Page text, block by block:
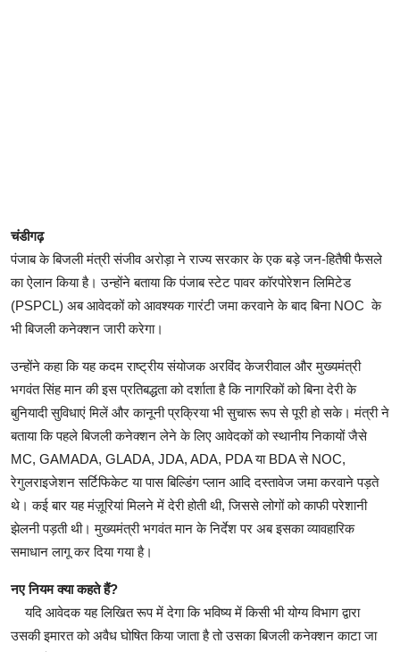
चंडीगढ़
पंजाब के बिजली मंत्री संजीव अरोड़ा ने राज्य सरकार के एक बड़े जन-हितैषी फैसले
का ऐलान किया है। उन्होंने बताया कि पंजाब स्टेट पावर कॉरपोरेशन लिमिटेड
(PSPCL) अब आवेदकों को आवश्यक गारंटी जमा करवाने के बाद बिना NOC के
भी बिजली कनेक्शन जारी करेगा।
उन्होंने कहा कि यह कदम राष्ट्रीय संयोजक अरविंद केजरीवाल और मुख्यमंत्री
भगवंत सिंह मान की इस प्रतिबद्धता को दर्शाता है कि नागरिकों को बिना देरी के
बुनियादी सुविधाएं मिलें और कानूनी प्रक्रिया भी सुचारू रूप से पूरी हो सके। मंत्री ने
बताया कि पहले बिजली कनेक्शन लेने के लिए आवेदकों को स्थानीय निकायों जैसे
MC, GAMADA, GLADA, JDA, ADA, PDA या BDA से NOC,
रेगुलराइजेशन सर्टिफिकेट या पास बिल्डिंग प्लान आदि दस्तावेज जमा करवाने पड़ते
थे। कई बार यह मंज़ूरियां मिलने में देरी होती थी, जिससे लोगों को काफी परेशानी
झेलनी पड़ती थी। मुख्यमंत्री भगवंत मान के निर्देश पर अब इसका व्यावहारिक
समाधान लागू कर दिया गया है।
नए नियम क्या कहते हैं?
यदि आवेदक यह लिखित रूप में देगा कि भविष्य में किसी भी योग्य विभाग द्वारा
उसकी इमारत को अवैध घोषित किया जाता है तो उसका बिजली कनेक्शन काटा जा